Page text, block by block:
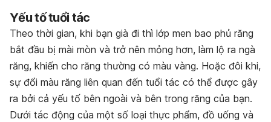
Yếu tố tuổi tác
Theo thời gian, khi bạn già đi thì lớp men bao phủ răng
bắt đầu bị mài mòn và trở nên mỏng hơn, làm lộ ra ngà
răng, khiến cho răng thường có màu vàng. Hoặc đôi khi,
sự đổi màu răng liên quan đến tuổi tác có thể được gây
ra bởi cả yếu tố bên ngoài và bên trong răng của bạn.
Dưới tác động của một số loại thực phẩm, đồ uống và